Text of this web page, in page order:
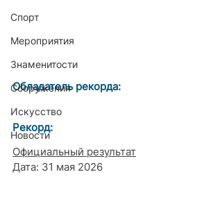
Спорт
Мероприятия
Знаменитости
Сооружения
Искусство
Новости
Обладатель рекорда:
Рекорд:
Официальный результат
Дата: 31 мая 2026